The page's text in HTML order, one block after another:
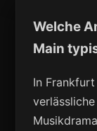
Welche
Main
In